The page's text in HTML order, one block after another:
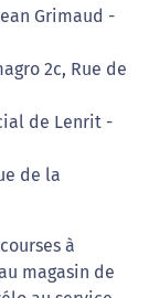
Grimaud -
2c, Rue de
de Lenrit -
de la
à
magasin de